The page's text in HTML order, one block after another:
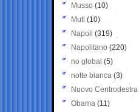
Musso (10)
Muti (10)
Napoli (319)
Napolitano (220)
no global (5)
notte bianca (3)
Nuovo Centrodestra
Obama (11)